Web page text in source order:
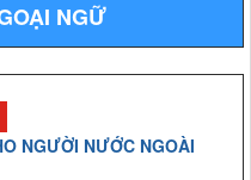
NGỮ
NGƯỜI NƯỚC NGOÀI